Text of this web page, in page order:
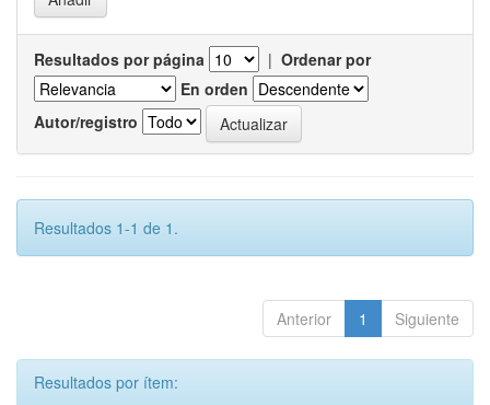
Resultados por página | Ordenar por
En orden
Autor/registro
Resultados 1-1 de 1.
Anterior 1 Siguiente
Resultados por ítem: